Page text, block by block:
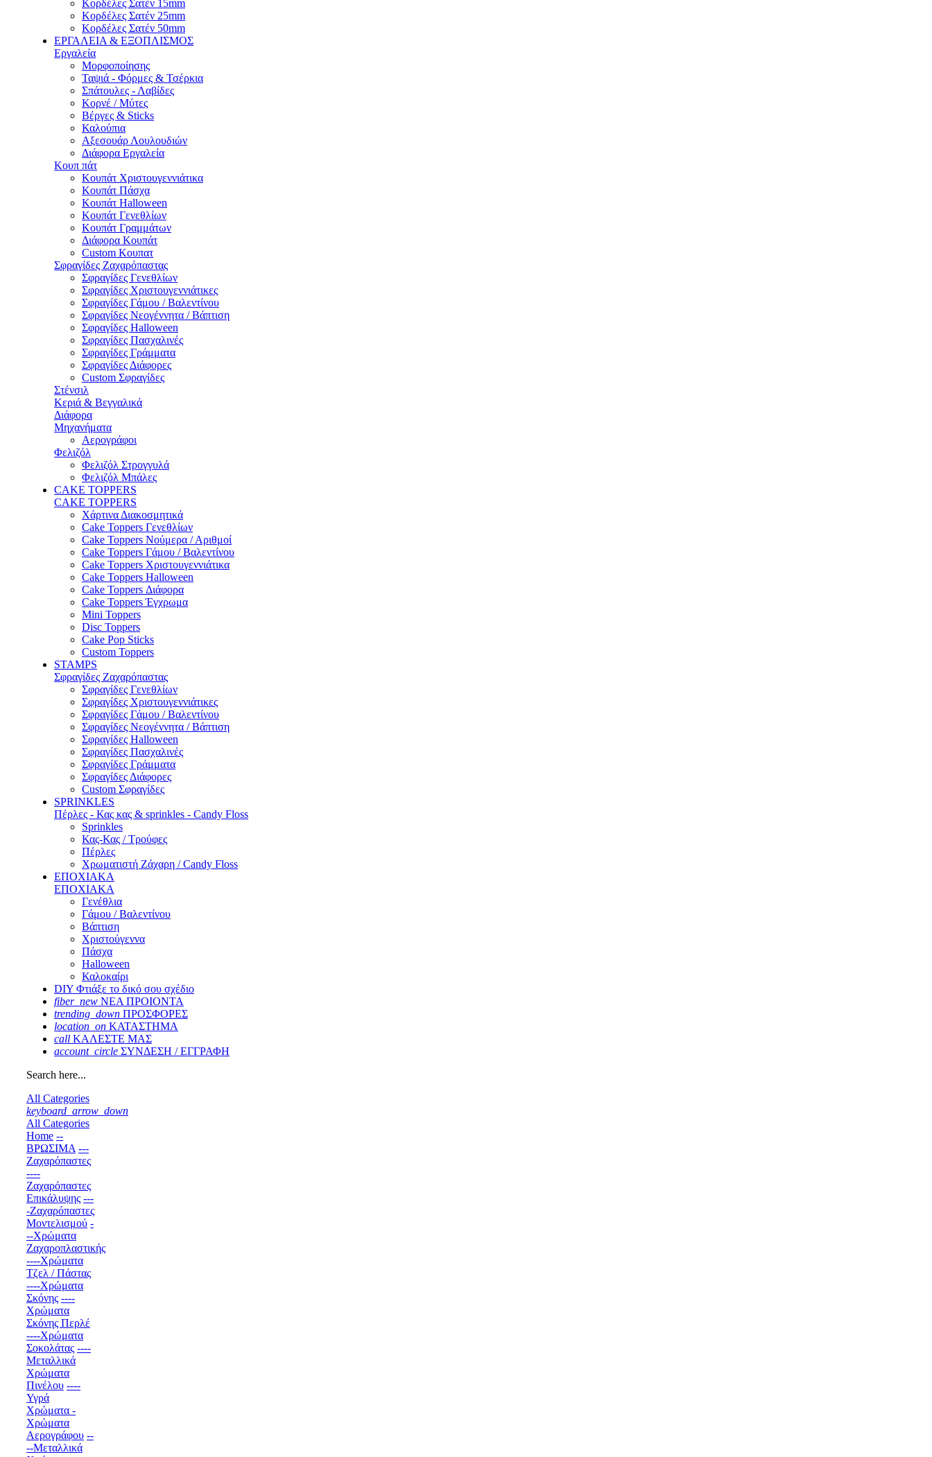
Κορδέλες Σατέν 15mm
Κορδέλες Σατέν 25mm
Κορδέλες Σατέν 50mm
ΕΡΓΑΛΕΙΑ & ΕΞΟΠΛΙΣΜΟΣ
Εργαλεία
Μορφοποίησης
Ταψιά - Φόρμες & Τσέρκια
Σπάτουλες - Λαβίδες
Κορνέ / Μύτες
Βέργες & Sticks
Καλούπια
Αξεσουάρ Λουλουδιών
Διάφορα Εργαλεία
Κουπ πάτ
Κουπάτ Χριστουγεννιάτικα
Κουπάτ Πάσχα
Κουπάτ Halloween
Κουπάτ Γενεθλίων
Κουπάτ Γραμμάτων
Διάφορα Κουπάτ
Custom Κουπατ
Σφραγίδες Ζαχαρόπαστας
Σφραγίδες Γενεθλίων
Σφραγίδες Χριστουγεννιάτικες
Σφραγίδες Γάμου / Βαλεντίνου
Σφραγίδες Νεογέννητα / Βάπτιση
Σφραγίδες Halloween
Σφραγίδες Πασχαλινές
Σφραγίδες Γράμματα
Σφραγίδες Διάφορες
Custom Σφραγίδες
Στένσιλ
Κεριά & Βεγγαλικά
Διάφορα
Μηχανήματα
Αερογράφοι
Φελιζόλ
Φελιζόλ Στρογγυλά
Φελιζόλ Μπάλες
CAKE TOPPERS
CAKE TOPPERS
Χάρτινα Διακοσμητικά
Cake Toppers Γενεθλίων
Cake Toppers Νούμερα / Αριθμοί
Cake Toppers Γάμου / Βαλεντίνου
Cake Toppers Χριστουγεννιάτικα
Cake Toppers Halloween
Cake Toppers Διάφορα
Cake Toppers Έγχρωμα
Mini Toppers
Disc Toppers
Cake Pop Sticks
Custom Toppers
STAMPS
Σφραγίδες Ζαχαρόπαστας
Σφραγίδες Γενεθλίων
Σφραγίδες Χριστουγεννιάτικες
Σφραγίδες Γάμου / Βαλεντίνου
Σφραγίδες Νεογέννητα / Βάπτιση
Σφραγίδες Halloween
Σφραγίδες Πασχαλινές
Σφραγίδες Γράμματα
Σφραγίδες Διάφορες
Custom Σφραγίδες
SPRINKLES
Πέρλες - Κας κας & sprinkles - Candy Floss
Sprinkles
Κας-Κας / Τρούφες
Πέρλες
Χρωματιστή Ζάχαρη / Candy Floss
ΕΠΟΧΙΑΚΑ
ΕΠΟΧΙΑΚΑ
Γενέθλια
Γάμου / Βαλεντίνου
Βάπτιση
Χριστούγεννα
Πάσχα
Halloween
Καλοκαίρι
DIY Φτιάξε το δικό σου σχέδιο
fiber_new ΝΕΑ ΠΡΟΙΟΝΤΑ
trending_down ΠΡΟΣΦΟΡΕΣ
location_on ΚΑΤΑΣΤΗΜΑ
call ΚΑΛΕΣΤΕ ΜΑΣ
account_circle ΣΥΝΔΕΣΗ / ΕΓΓΡΑΦΗ
Search here...
All Categories
keyboard_arrow_down
All Categories
Home --
ΒΡΩΣΙΜΑ ---
Ζαχαρόπαστες
----
Ζαχαρόπαστες
Επικάλυψης ---
-Ζαχαρόπαστες
Μοντελισμού -
--Χρώματα
Ζαχαροπλαστικής
----Χρώματα
Τζελ / Πάστας
----Χρώματα
Σκόνης ----
Χρώματα
Σκόνης Περλέ
----Χρώματα
Σοκολάτας ----
Μεταλλικά
Χρώματα
Πινέλου ----
Υγρά
Χρώματα -
Χρώματα
Αερογράφου --
--Μεταλλικά